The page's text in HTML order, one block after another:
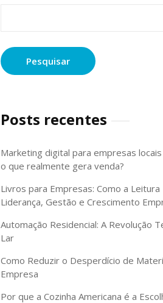
Posts recentes
Marketing digital para empresas
o que realmente gera venda?
Livros para Empresas: Como a Leitura
Liderança, Gestão e Crescimento
Automação Residencial: A Revolução
Lar
Como Reduzir o Desperdício de
Empresa
Por que a Cozinha Americana é a